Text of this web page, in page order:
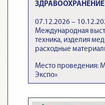
ЗДРАВООХРАНЕНИЕ
07.12.2026 –
Международная
техника, изделия
расходные
Место проведения:
Экспо»